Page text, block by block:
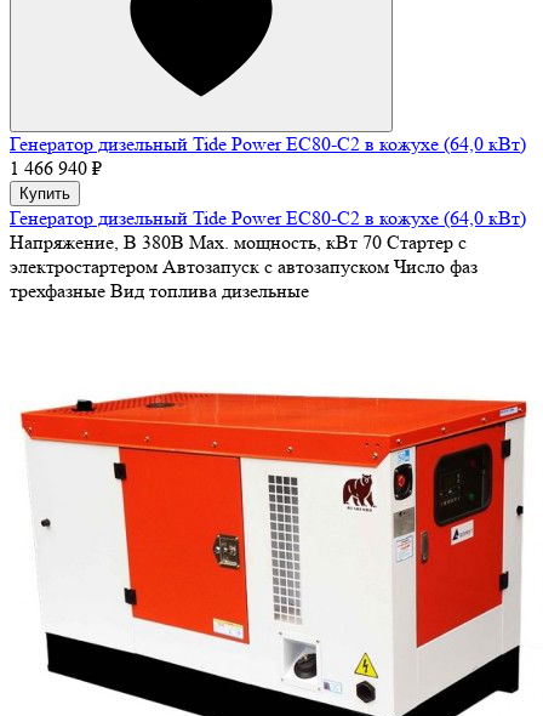
Генератор дизельный Tide Power EC80-C2 в кожухе (64,0 кВт)
1 466 940 ₽
Купить
Генератор дизельный Tide Power EC80-C2 в кожухе (64,0 кВт)
Напряжение, В 380В Max. мощность, кВт 70 Стартер с
электростартером Автозапуск с автозапуском Число фаз
трехфазные Вид топлива дизельные